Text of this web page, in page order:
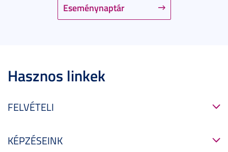
Eseménynaptár
Hasznos linkek
FELVÉTELI
KÉPZÉSEINK